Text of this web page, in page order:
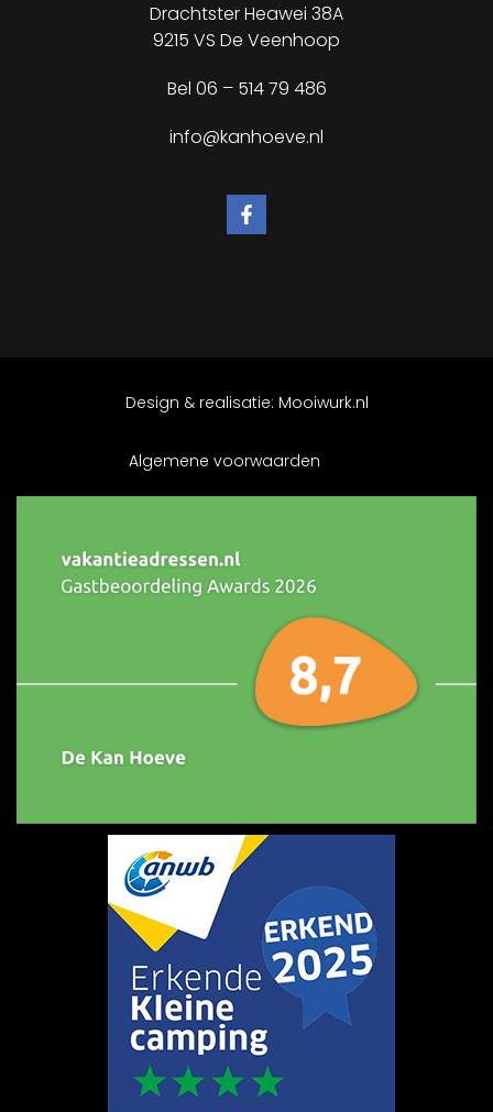
Drachtster Heawei 38A
9215 VS De Veenhoop
Bel 06 – 514 79 486
info@kanhoeve.nl
Design & realisatie: Mooiwurk.nl
Algemene voorwaarden